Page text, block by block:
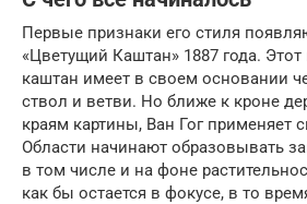
Первые признаки его стиля
«Цветущий Каштан» 1887 года.
каштан имеет в своем основании
ствол и ветви. Но ближе к кроне
краям картины, Ван Гог применяет
Области начинают образовывать
в том числе и на фоне
как бы остается в фокусе, в то